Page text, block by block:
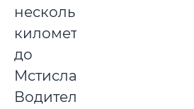
несколько
километров
до
Мстиславля.
Водитель